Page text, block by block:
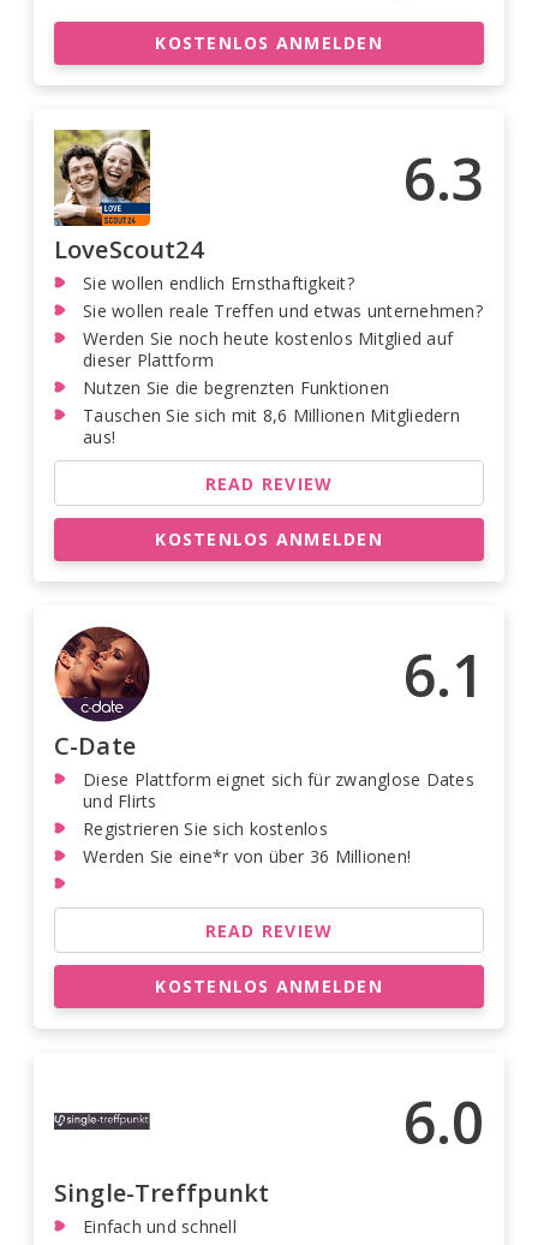
KOSTENLOS ANMELDEN
6.3
LoveScout24
Sie wollen endlich Ernsthaftigkeit?
Sie wollen reale Treffen und etwas unternehmen?
Werden Sie noch heute kostenlos Mitglied auf
dieser Plattform
Nutzen Sie die begrenzten Funktionen
Tauschen Sie sich mit 8,6 Millionen Mitgliedern
aus!
READ REVIEW
KOSTENLOS ANMELDEN
6.1
C-Date
Diese Plattform eignet sich für zwanglose Dates
und Flirts
Registrieren Sie sich kostenlos
Werden Sie eine*r von über 36 Millionen!
READ REVIEW
KOSTENLOS ANMELDEN
6.0
Single-Treffpunkt
Einfach und schnell